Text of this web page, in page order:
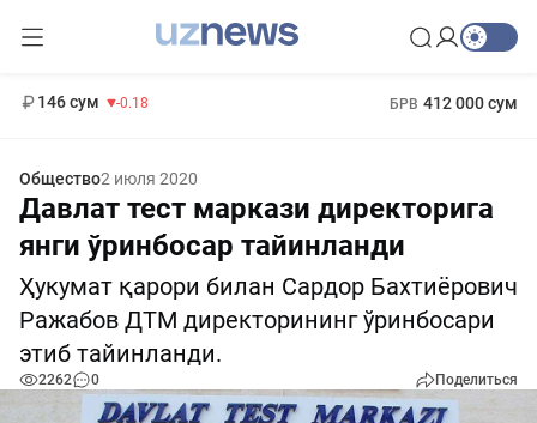
146 сум -0.18 БРВ 412 000 сум
Общество2 июля 2020
Давлат тест маркази директорига
янги ўринбосар тайинланди
Ҳукумат қарори билан Сардор Бахтиёрович
Ражабов ДТМ директорининг ўринбосари
этиб тайинланди.
2262 0 Поделиться